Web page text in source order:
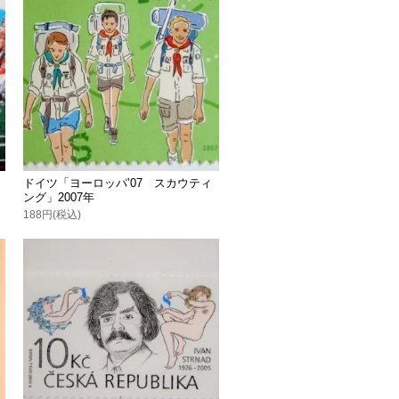
ドイツ「ヨーロッパ’07 スカウティ
ング」2007年
188円(税込)